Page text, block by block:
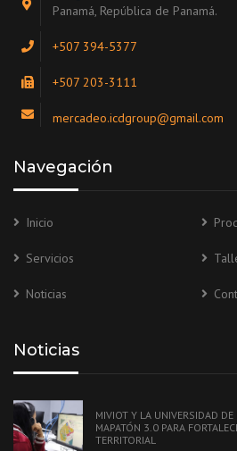
Panamá, República de Panamá.
+507 394-5377
+507 203-3111
mercadeo.icdgroup@gmail.com
Navegación
Inicio
Servicios
Noticias
Noticias
MIVIOT Y LA UNIVERSIDAD DE
MAPATÓN 3.0 PARA
TERRITORIAL